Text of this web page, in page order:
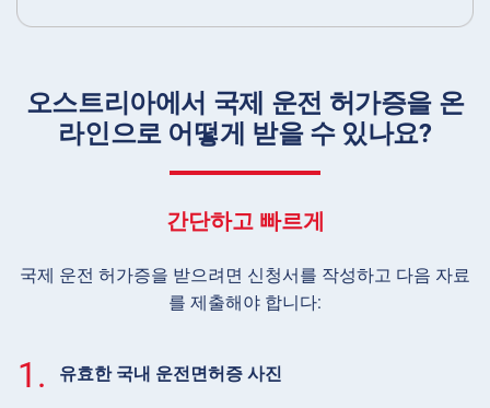
오스트리아에서 국제 운전 허가증을 온
라인으로 어떻게 받을 수 있나요?
간단하고 빠르게
국제 운전 허가증을 받으려면 신청서를 작성하고 다음 자료
를 제출해야 합니다:
1. 유효한 국내 운전면허증 사진